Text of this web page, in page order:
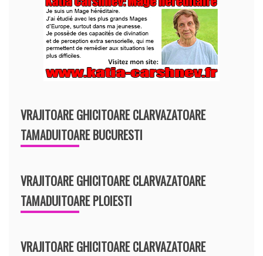
VRAJITOARE GHICITOARE CLARVAZATOARE
TAMADUITOARE BUCURESTI
VRAJITOARE GHICITOARE CLARVAZATOARE
TAMADUITOARE PLOIESTI
VRAJITOARE GHICITOARE CLARVAZATOARE